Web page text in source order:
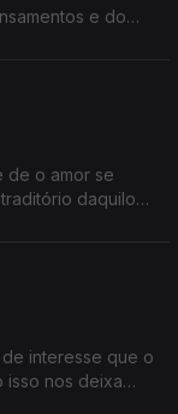
e do
de o amor se
daquilo
interesse que o
isso nos deixa